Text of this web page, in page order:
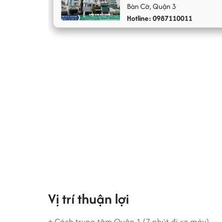
Văn phòng gia rẻ quận 3 - Ánh Kim 2 Building
dụng thang máy tốc độ cao, hệ thống PCCC,
Bàn Cờ,Quận 3
Hotline: 0987110011
Vị trí thuận lợi